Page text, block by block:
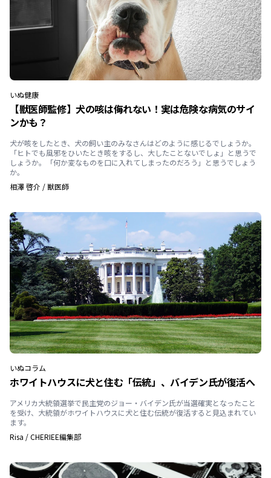
いぬ健康
【獣医師監修】犬の咳は侮れない！実は危険な病気のサイ
ンかも？
犬が咳をしたとき、犬の飼い主のみなさんはどのように感じるでしょうか。
「ヒトでも風邪をひいたとき咳をするし、大したことないでしょ」と思うで
しょうか。「何か変なものを口に入れてしまったのだろう」と思うでしょう
か。
相澤 啓介 /獣医師
いぬコラム
ホワイトハウスに犬と住む「伝統」、バイデン氏が復活へ
アメリカ大統領選挙で民主党のジョー・バイデン氏が当選確実となったこと
を受け、大統領がホワイトハウスに犬と住む伝統が復活すると見込まれてい
ます。
Risa /CHERIEE編集部